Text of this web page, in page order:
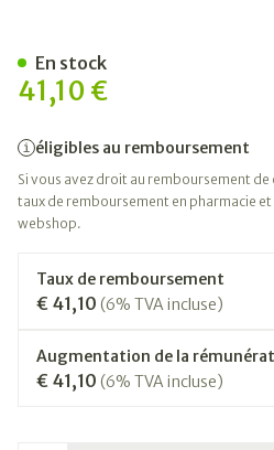
41,10 €
éligibles au remboursement
Si vous avez droit au remboursement
taux de remboursement en pharmacie
webshop.
Taux de remboursement
€ 41,10 (6% TVA incluse)
Augmentation de la
€ 41,10 (6% TVA incluse)
En stock